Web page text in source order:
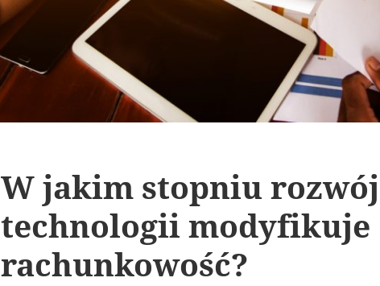
W jakim stopniu rozwój
technologii modyfikuje
rachunkowość?